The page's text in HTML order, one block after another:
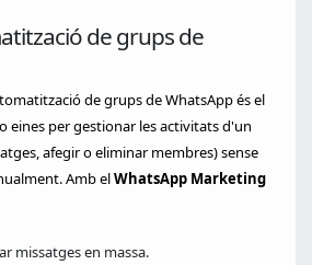
de grups de
de grups de WhatsApp és el
eines per gestionar les activitats d'un
afegir o eliminar membres) sense
Amb elWhatsApp Marketing
missatges en massa.